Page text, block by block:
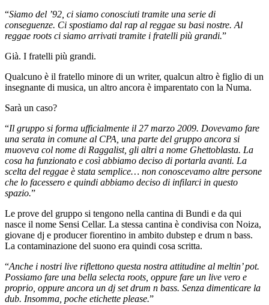
“Siamo del ’92, ci siamo conosciuti tramite una serie di
conseguenze. Ci spostiamo dal rap al reggae su basi nostre. Al
reggae roots ci siamo arrivati tramite i fratelli più grandi.”
Già. I fratelli più grandi.
Qualcuno è il fratello minore di un writer, qualcun altro è figlio di un
insegnante di musica, un altro ancora è imparentato con la Numa.
Sarà un caso?
“Il gruppo si forma ufficialmente il 27 marzo 2009. Dovevamo fare
una serata in comune al CPA, una parte del gruppo ancora si
muoveva col nome di Raggalist, gli altri a nome Ghettoblasta. La
cosa ha funzionato e così abbiamo deciso di portarla avanti. La
scelta del reggae è stata semplice… non conoscevamo altre persone
che lo facessero e quindi abbiamo deciso di infilarci in questo
spazio.”
Le prove del gruppo si tengono nella cantina di Bundi e da qui
nasce il nome Sensi Cellar. La stessa cantina è condivisa con Noiza,
giovane dj e producer fiorentino in ambito dubstep e drum n bass.
La contaminazione del suono era quindi cosa scritta.
“Anche i nostri live riflettono questa nostra attitudine al meltin’ pot.
Possiamo fare una bella selecta roots, oppure fare un live vero e
proprio, oppure ancora un dj set drum n bass. Senza dimenticare la
dub. Insomma, poche etichette please.”